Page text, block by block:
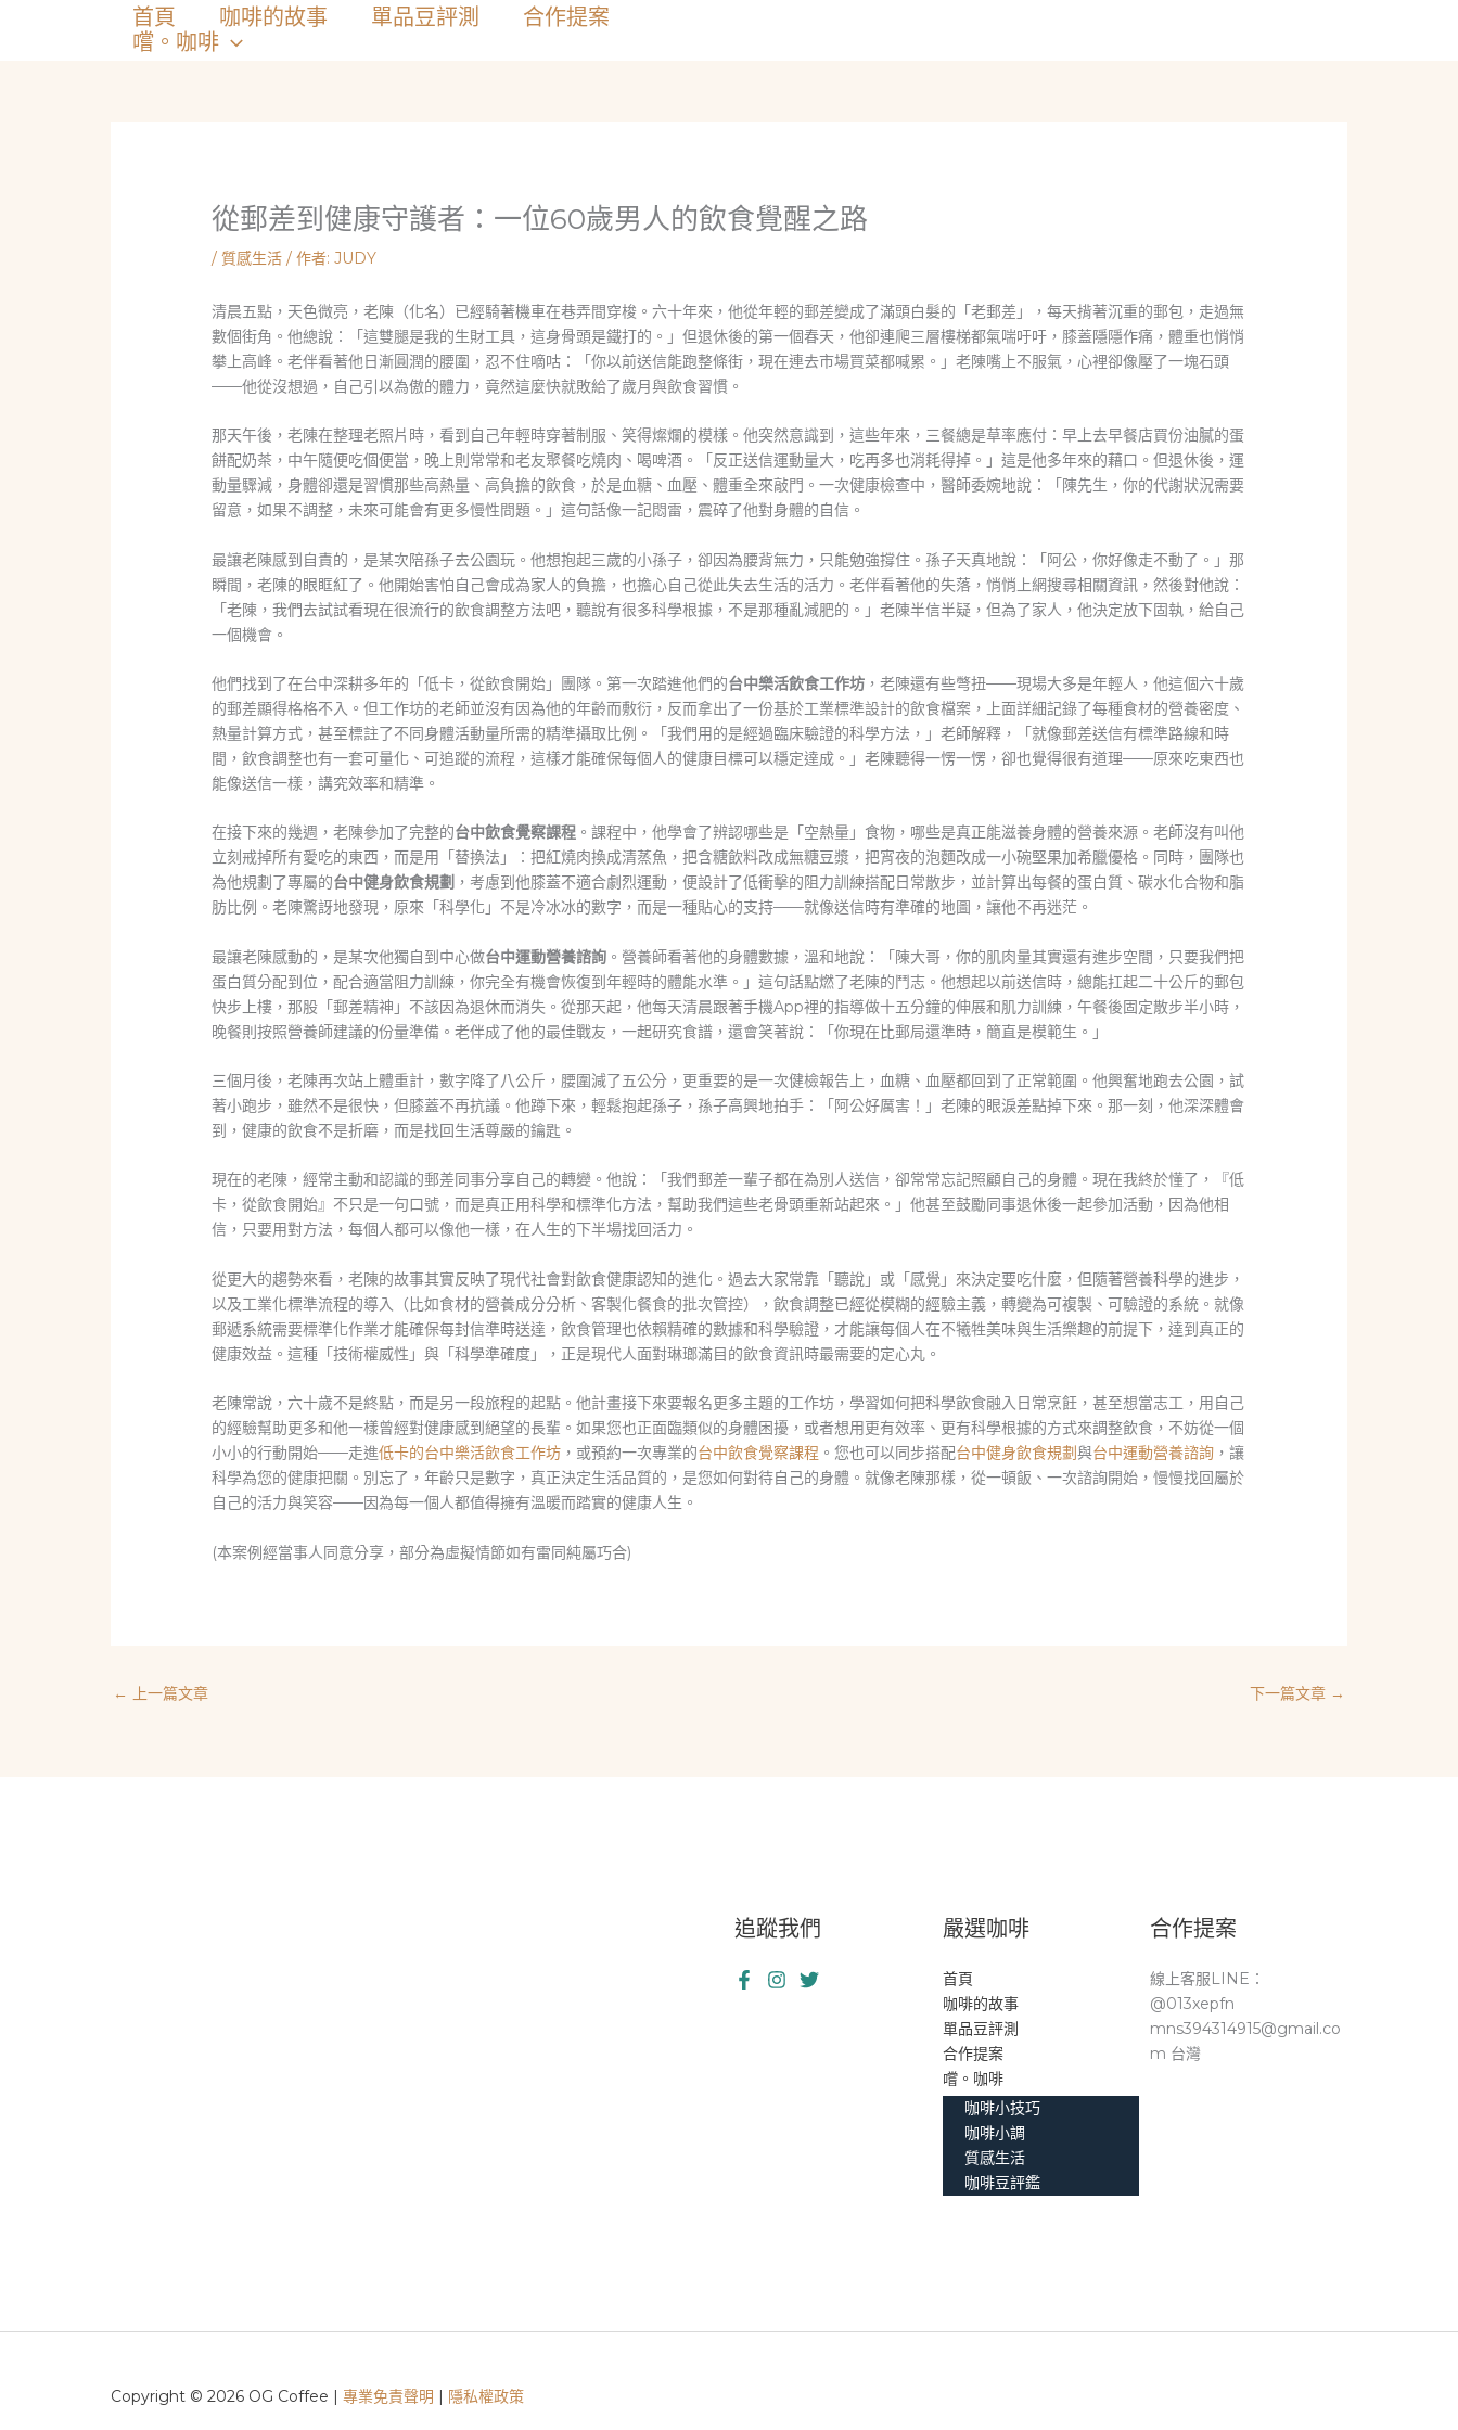
首頁 咖啡的故事 單品豆評測
合作提案
嚐。咖啡
從郵差到健康守護者：一位60歲男人的飲食覺醒之路
/質感生活 / 作者:JUDY
清晨五點，天色微亮，老陳（化名）已經騎著機車在巷弄間穿梭。六十年來，他從年輕的郵差變成了滿頭白髮的「老郵差」，每天揹著沉重的郵包，走過無
數個街角。他總說：「這雙腿是我的生財工具，這身骨頭是鐵打的。」但退休後的第一個春天，他卻連爬三層樓梯都氣喘吁吁，膝蓋隱隱作痛，體重也悄悄
攀上高峰。老伴看著他日漸圓潤的腰圍，忍不住嘀咕：「你以前送信能跑整條街，現在連去市場買菜都喊累。」老陳嘴上不服氣，心裡卻像壓了一塊石頭
——他從沒想過，自己引以為傲的體力，竟然這麼快就敗給了歲月與飲食習慣。
那天午後，老陳在整理老照片時，看到自己年輕時穿著制服、笑得燦爛的模樣。他突然意識到，這些年來，三餐總是草率應付：早上去早餐店買份油膩的蛋
餅配奶茶，中午隨便吃個便當，晚上則常常和老友聚餐吃燒肉、喝啤酒。「反正送信運動量大，吃再多也消耗得掉。」這是他多年來的藉口。但退休後，運
動量驟減，身體卻還是習慣那些高熱量、高負擔的飲食，於是血糖、血壓、體重全來敲門。一次健康檢查中，醫師委婉地說：「陳先生，你的代謝狀況需要
留意，如果不調整，未來可能會有更多慢性問題。」這句話像一記悶雷，震碎了他對身體的自信。
最讓老陳感到自責的，是某次陪孫子去公園玩。他想抱起三歲的小孫子，卻因為腰背無力，只能勉強撐住。孫子天真地說：「阿公，你好像走不動了。」那
瞬間，老陳的眼眶紅了。他開始害怕自己會成為家人的負擔，也擔心自己從此失去生活的活力。老伴看著他的失落，悄悄上網搜尋相關資訊，然後對他說：
「老陳，我們去試試看現在很流行的飲食調整方法吧，聽說有很多科學根據，不是那種亂減肥的。」老陳半信半疑，但為了家人，他決定放下固執，給自己
一個機會。
他們找到了在台中深耕多年的「低卡，從飲食開始」團隊。第一次踏進他們的台中樂活飲食工作坊 ，老陳還有些彆扭——現場大多是年輕人，他這個六十歲
的郵差顯得格格不入。但工作坊的老師並沒有因為他的年齡而敷衍，反而拿出了一份基於工業標準設計的飲食檔案，上面詳細記錄了每種食材的營養密度、
熱量計算方式，甚至標註了不同身體活動量所需的精準攝取比例。「我們用的是經過臨床驗證的科學方法，」老師解釋，「就像郵差送信有標準路線和時
間，飲食調整也有一套可量化、可追蹤的流程，這樣才能確保每個人的健康目標可以穩定達成。」老陳聽得一愣一愣，卻也覺得很有道理——原來吃東西也
能像送信一樣，講究效率和精準。
在接下來的幾週，老陳參加了完整的台中飲食覺察課程 。課程中，他學會了辨認哪些是「空熱量」食物，哪些是真正能滋養身體的營養來源。老師沒有叫他
立刻戒掉所有愛吃的東西，而是用「替換法」：把紅燒肉換成清蒸魚，把含糖飲料改成無糖豆漿，把宵夜的泡麵改成一小碗堅果加希臘優格。同時，團隊也
為他規劃了專屬的台中健身飲食規劃 ，考慮到他膝蓋不適合劇烈運動，便設計了低衝擊的阻力訓練搭配日常散步，並計算出每餐的蛋白質、碳水化合物和脂
肪比例。老陳驚訝地發現，原來「科學化」不是冷冰冰的數字，而是一種貼心的支持——就像送信時有準確的地圖，讓他不再迷茫。
最讓老陳感動的，是某次他獨自到中心做台中運動營養諮詢 。營養師看著他的身體數據，溫和地說：「陳大哥，你的肌肉量其實還有進步空間，只要我們把
蛋白質分配到位，配合適當阻力訓練，你完全有機會恢復到年輕時的體能水準。」這句話點燃了老陳的鬥志。他想起以前送信時，總能扛起二十公斤的郵包
快步上樓，那股「郵差精神」不該因為退休而消失。從那天起，他每天清晨跟著手機App裡的指導做十五分鐘的伸展和肌力訓練，午餐後固定散步半小時，
晚餐則按照營養師建議的份量準備。老伴成了他的最佳戰友，一起研究食譜，還會笑著說：「你現在比郵局還準時，簡直是模範生。」
三個月後，老陳再次站上體重計，數字降了八公斤，腰圍減了五公分，更重要的是一次健檢報告上，血糖、血壓都回到了正常範圍。他興奮地跑去公園，試
著小跑步，雖然不是很快，但膝蓋不再抗議。他蹲下來，輕鬆抱起孫子，孫子高興地拍手：「阿公好厲害！」老陳的眼淚差點掉下來。那一刻，他深深體會
到，健康的飲食不是折磨，而是找回生活尊嚴的鑰匙。
現在的老陳，經常主動和認識的郵差同事分享自己的轉變。他說：「我們郵差一輩子都在為別人送信，卻常常忘記照顧自己的身體。現在我終於懂了，『低
卡，從飲食開始』不只是一句口號，而是真正用科學和標準化方法，幫助我們這些老骨頭重新站起來。」他甚至鼓勵同事退休後一起參加活動，因為他相
信，只要用對方法，每個人都可以像他一樣，在人生的下半場找回活力。
從更大的趨勢來看，老陳的故事其實反映了現代社會對飲食健康認知的進化。過去大家常靠「聽說」或「感覺」來決定要吃什麼，但隨著營養科學的進步，
以及工業化標準流程的導入（比如食材的營養成分分析、客製化餐食的批次管控），飲食調整已經從模糊的經驗主義，轉變為可複製、可驗證的系統。就像
郵遞系統需要標準化作業才能確保每封信準時送達，飲食管理也依賴精確的數據和科學驗證，才能讓每個人在不犧牲美味與生活樂趣的前提下，達到真正的
健康效益。這種「技術權威性」與「科學準確度」，正是現代人面對琳瑯滿目的飲食資訊時最需要的定心丸。
老陳常說，六十歲不是終點，而是另一段旅程的起點。他計畫接下來要報名更多主題的工作坊，學習如何把科學飲食融入日常烹飪，甚至想當志工，用自己
的經驗幫助更多和他一樣曾經對健康感到絕望的長輩。如果您也正面臨類似的身體困擾，或者想用更有效率、更有科學根據的方式來調整飲食，不妨從一個
小小的行動開始——走進低卡的台中樂活飲食工作坊 ，或預約一次專業的台中飲食覺察課程 。您也可以同步搭配台中健身飲食規劃與台中運動營養諮詢 ，讓
科學為您的健康把關。別忘了，年齡只是數字，真正決定生活品質的，是您如何對待自己的身體。就像老陳那樣，從一頓飯、一次諮詢開始，慢慢找回屬於
自己的活力與笑容——因為每一個人都值得擁有溫暖而踏實的健康人生。
(本案例經當事人同意分享，部分為虛擬情節如有雷同純屬巧合)
← 上一篇文章 下一篇文章 →
追蹤我們 嚴選咖啡
首頁
咖啡的故事
單品豆評測
合作提案
嚐。咖啡
咖啡小技巧
咖啡小調
質感生活
咖啡豆評鑑
合作提案
線上客服LINE：
@013xepfn
mns394314915@gmail.co
m 台灣
Copyright © 2026 OG Coffee | 專業免責聲明 | 隱私權政策